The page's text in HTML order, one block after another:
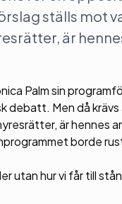
ställs mot
är
Palm sin
debatt. Men då
är hennes
borde
utan hur vi får till